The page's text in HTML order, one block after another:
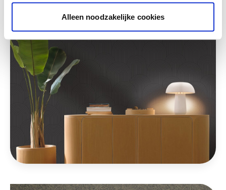
Alleen noodzakelijke cookies